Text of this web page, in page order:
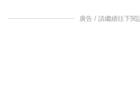
廣告 / 請繼續往下閱